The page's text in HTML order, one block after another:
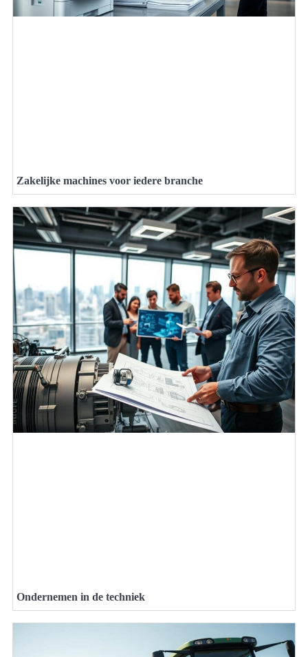
Zakelijke machines voor iedere branche
Ondernemen in de techniek